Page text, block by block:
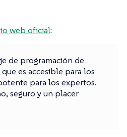
web oficial:
de programación de
es accesible para los
para los expertos.
seguro y un placer